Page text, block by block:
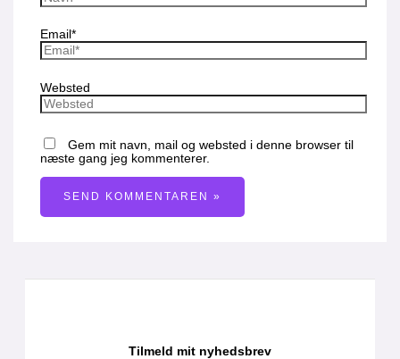
Email*
Websted
Gem mit navn, mail og websted i denne browser til
næste gang jeg kommenterer.
Tilmeld mit nyhedsbrev